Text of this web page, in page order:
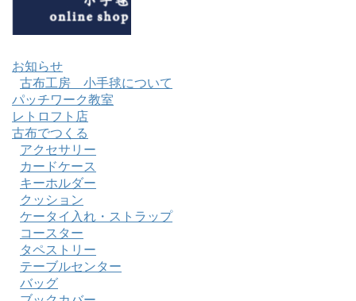
お知らせ
古布工房 小手毬について
パッチワーク教室
レトロフト店
古布でつくる
アクセサリー
カードケース
キーホルダー
クッション
ケータイ入れ・ストラップ
コースター
タペストリー
テーブルセンター
バッグ